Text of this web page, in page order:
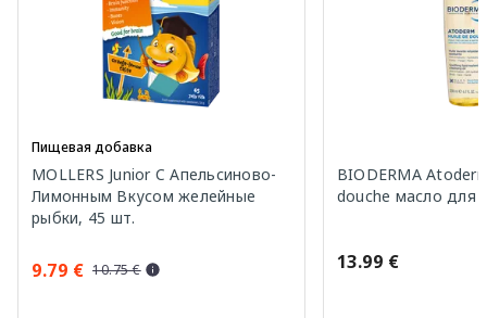
Пищевая добавка
MOLLERS Junior C Апельсиново-
Лимонным Вкусом желейные
рыбки, 45 шт.
9.79 € 10.75 €
BIODERMA
douche масло для
13.99 €